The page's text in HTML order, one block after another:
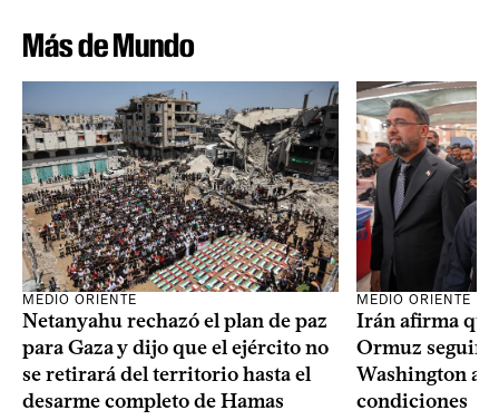
Más de Mundo
MEDIO ORIENTE
Netanyahu rechazó el plan de paz
para Gaza y dijo que el ejército no
se retirará del territorio hasta el
desarme completo de Hamas
MEDIO ORIENTE
Irán afirma
Ormuz seguirá
Washington
condiciones